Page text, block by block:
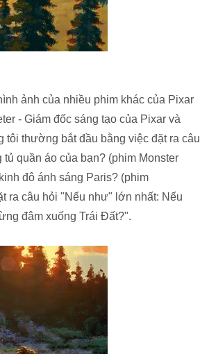
ảnh của nhiều phim khác của Pixar
- Giám đốc sáng tạo của Pixar và
tôi thường bắt đầu bằng việc đặt ra câu
quần áo của bạn? (phim Monster
đô ánh sáng Paris? (phim
ra câu hỏi "Nếu như" lớn nhất: Nếu
đâm xuống Trái Đất?".